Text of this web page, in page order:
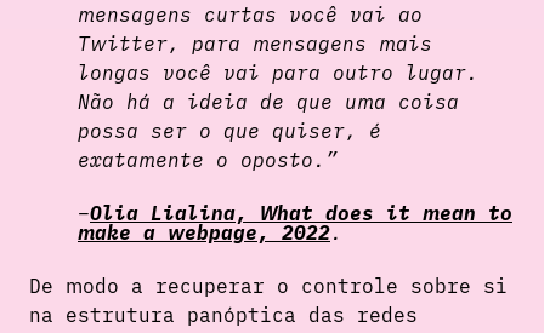
mensagens curtas você vai ao
Twitter, para mensagens mais
longas você vai para outro lugar.
Não há a ideia de que uma coisa
possa ser o que quiser, é
exatamente o oposto.”
Olia Lialina, What does it mean to
make a webpage, 2022.
De modo a recuperar o controle sobre si
na estrutura panóptica das redes